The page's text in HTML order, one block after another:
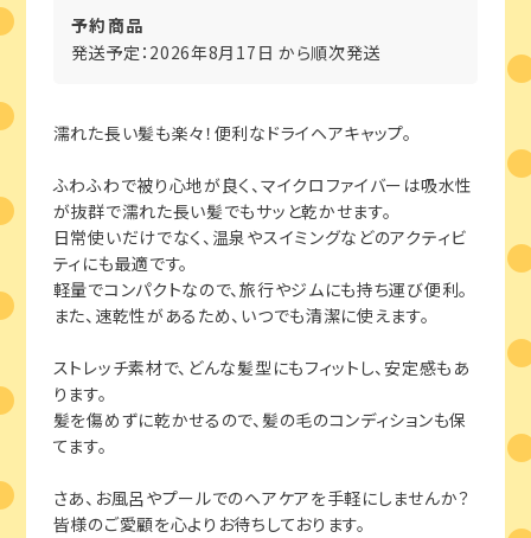
予約商品
発送予定：2026年8月17日 から順次発送
濡れた長い髪も楽々！便利なドライヘアキャップ。
ふわふわで被り心地が良く、マイクロファイバーは吸水性
が抜群で濡れた長い髪でもサッと乾かせます。
日常使いだけでなく、温泉やスイミングなどのアクティビ
ティにも最適です。
軽量でコンパクトなので、旅行やジムにも持ち運び便利。
また、速乾性があるため、いつでも清潔に使えます。
ストレッチ素材で、どんな髪型にもフィットし、安定感もあ
ります。
髪を傷めずに乾かせるので、髪の毛のコンディションも保
てます。
さあ、お風呂やプールでのヘアケアを手軽にしませんか？
皆様のご愛顧を心よりお待ちしております。